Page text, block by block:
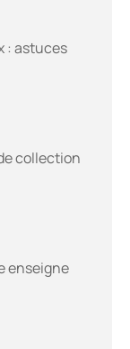
: astuces
collection
enseigne